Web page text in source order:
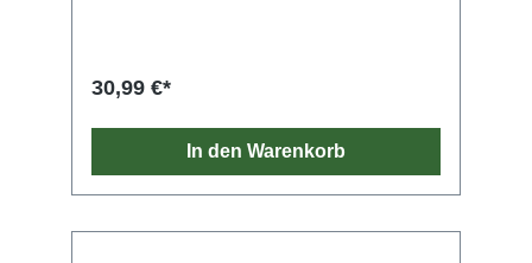
30,99 €*
In den Warenkorb